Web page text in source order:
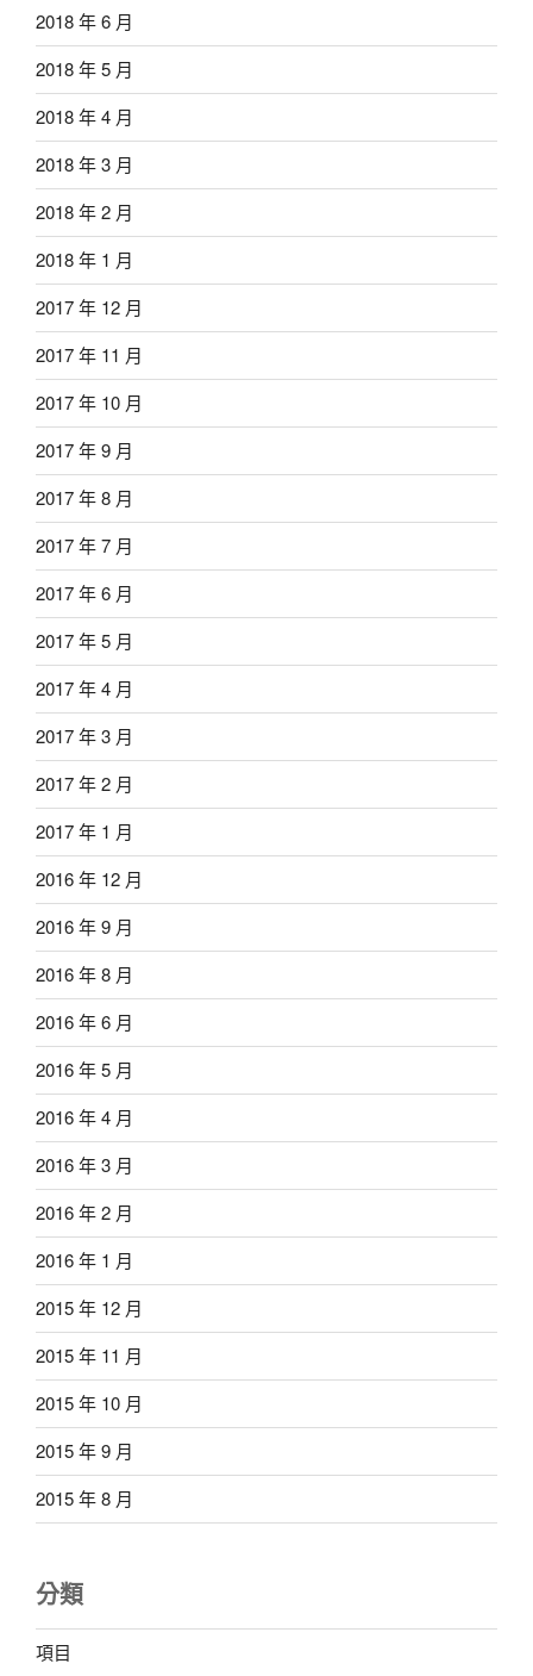
2018 年 6 月
2018 年 5 月
2018 年 4 月
2018 年 3 月
2018 年 2 月
2018 年 1 月
2017 年 12 月
2017 年 11 月
2017 年 10 月
2017 年 9 月
2017 年 8 月
2017 年 7 月
2017 年 6 月
2017 年 5 月
2017 年 4 月
2017 年 3 月
2017 年 2 月
2017 年 1 月
2016 年 12 月
2016 年 9 月
2016 年 8 月
2016 年 6 月
2016 年 5 月
2016 年 4 月
2016 年 3 月
2016 年 2 月
2016 年 1 月
2015 年 12 月
2015 年 11 月
2015 年 10 月
2015 年 9 月
2015 年 8 月
分類
項目